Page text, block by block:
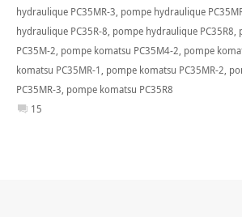
hydraulique PC35MR-3, pompe hydraulique
hydraulique PC35R-8, pompe hydraulique PC35R8,
PC35M-2, pompe komatsu PC35M4-2, pompe
komatsu PC35MR-1, pompe komatsu PC35MR-2,
PC35MR-3, pompe komatsu PC35R8
15